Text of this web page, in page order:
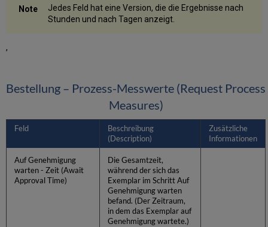
Jedes Feld hat eine Version, die die Ergebnisse nach
Stunden und nach Tagen anzeigt.
,
Bestellung – Prozess-Messwerte (Request Process
Measures)
Feld
Beschreibung
(Description)
Zusätzliche
Informationen
Auf Genehmigung
warten - Zeit (Await
Approval Time)
Die Gesamtzeit,
während der sich das
Exemplar im Schritt Auf
Genehmigung warten
befand. (Der Zeitraum,
in dem das Exemplar auf
Genehmigung wartete.)